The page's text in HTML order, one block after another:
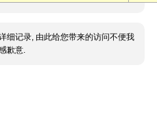
细记录, 由此给您带来的访问不便我
歉意.